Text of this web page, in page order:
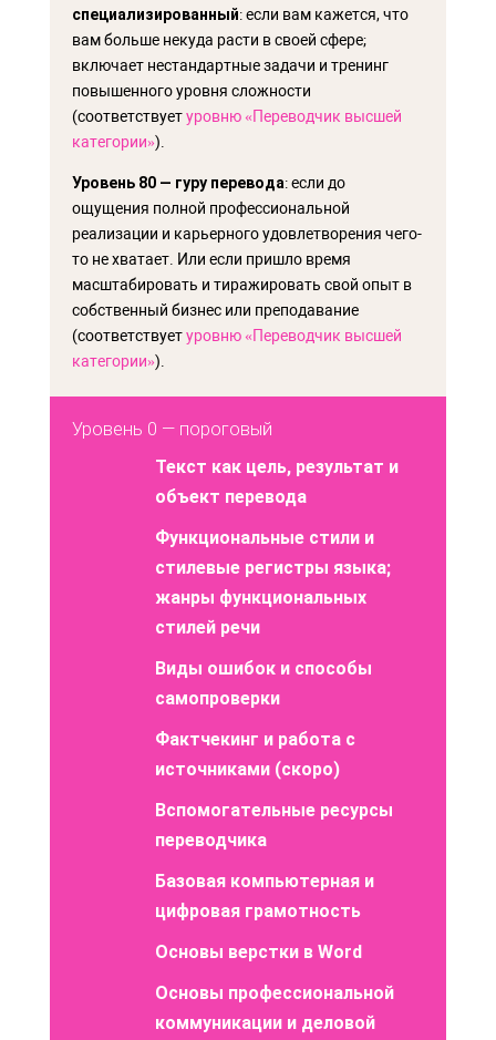
специализированный: если вам кажется, что
вам больше некуда расти в своей сфере;
включает нестандартные задачи и тренинг
повышенного уровня сложности
(соответствуетуровню «Переводчик высшей
категории»).
Уровень 80 — гуру перевода: если до
ощущения полной профессиональной
реализации и карьерного удовлетворения чего-
то не хватает. Или если пришло время
масштабировать и тиражировать свой опыт в
собственный бизнес или преподавание
(соответствуетуровню «Переводчик высшей
категории»).
Уровень 0 — пороговый
Текст как цель, результат и
объект перевода
Функциональные стили и
стилевые регистры языка;
жанры функциональных
стилей речи
Виды ошибок и способы
самопроверки
Фактчекинг и работа с
источниками (скоро)
Вспомогательные ресурсы
переводчика
Базовая компьютерная и
цифровая грамотность
Основы верстки в Word
Основы профессиональной
коммуникации и деловой